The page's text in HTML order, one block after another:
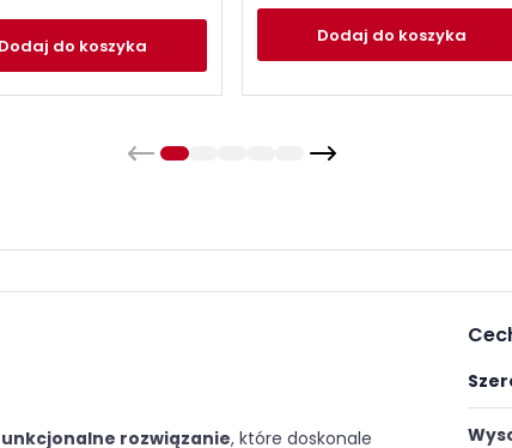
Dodaj do koszyka Dodaj do koszyka
rozwiązanie, które doskonale